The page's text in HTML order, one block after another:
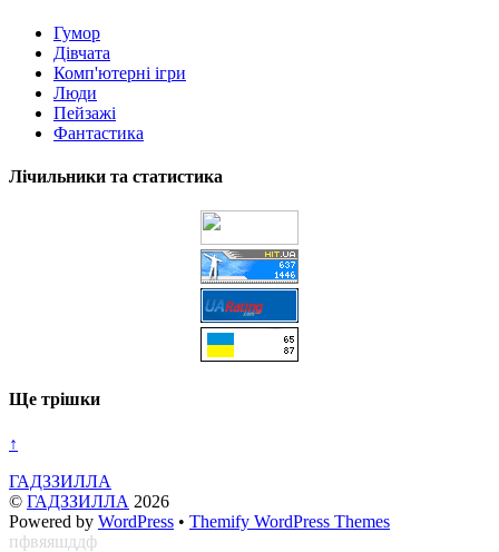
Гумор
Дівчата
Комп'ютерні ігри
Люди
Пейзажі
Фантастика
Лічильники та статистика
Ще трішки
↑
ГАДЗЗИЛЛА
© ГАДЗЗИЛЛА 2026
Powered by WordPress • Themify WordPress Themes
пфвяяшддф